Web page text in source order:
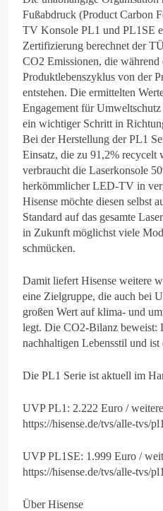
Fußabdruck (Product Carbon
TV Konsole PL1 und PL1SE
Zertifizierung berechnet der
CO2 Emissionen, die während
Produktlebenszyklus von der
entstehen. Die ermittelten
Engagement für
ein wichtiger Schritt in
Bei der Herstellung der PL1
Einsatz, die zu 91,2% recycelt
verbraucht die Laserkonsole
herkömmlicher LED-TV in
Hisense möchte diesen selbst
Standard auf das gesamte
in Zukunft möglichst viele
schmücken.
Damit liefert Hisense weitere
eine Zielgruppe, die auch bei
großen Wert auf klima- und
legt. Die CO2-Bilanz beweist:
nachhaltigen Lebensstil und
Die PL1 Serie ist aktuell im
UVP PL1: 2.222 Euro /
https://hisense.de/tvs/alle-tvs/
UVP PL1SE: 1.999 Euro /
https://hisense.de/tvs/alle-tvs/
Über Hisense